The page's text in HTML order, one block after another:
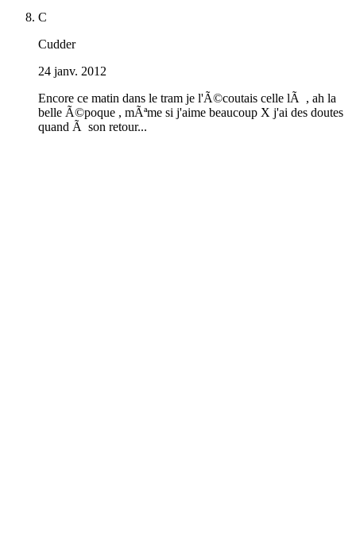
C
Cudder
24 janv. 2012
Encore ce matin dans le tram je l'Ã©coutais celle lÃ , ah la
belle Ã©poque , mÃªme si j'aime beaucoup X j'ai des doutes
quand Ã son retour...